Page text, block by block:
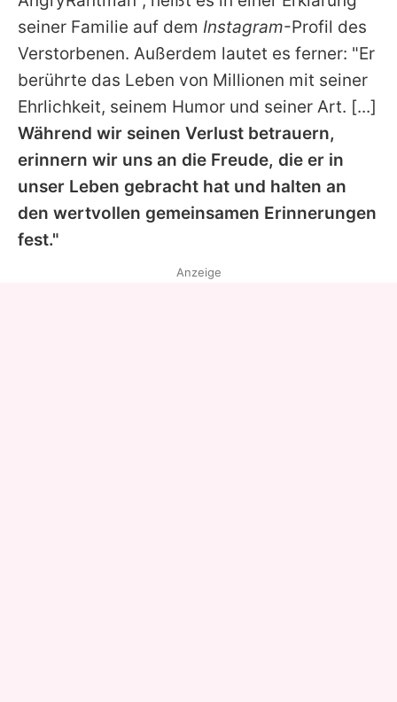
seiner Familie auf dem Instagram-Profil des
Verstorbenen. Außerdem lautet es ferner: "Er
berührte das Leben von Millionen mit seiner
Ehrlichkeit, seinem Humor und seiner Art. [...]
Während wir seinen Verlust betrauern,
erinnern wir uns an die Freude, die er in
unser Leben gebracht hat und halten an
den wertvollen gemeinsamen Erinnerungen
fest."
Anzeige